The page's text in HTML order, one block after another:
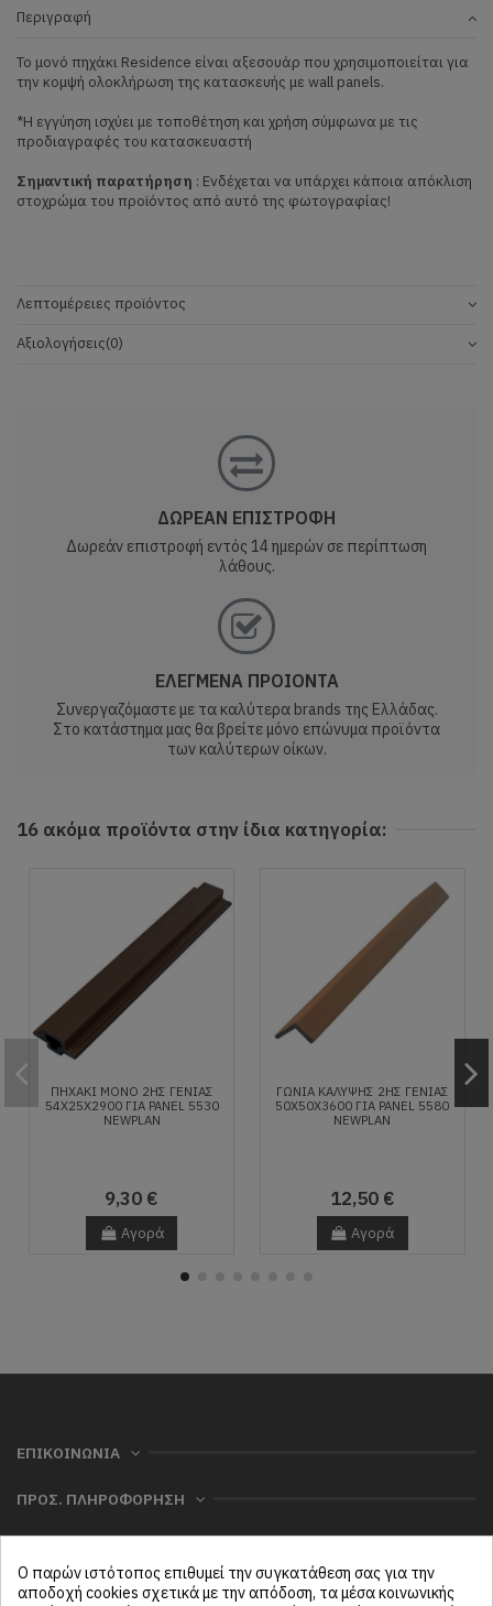
Περιγραφή
Το μονό πηχάκι Residence είναι αξεσουάρ που χρησιμοποιείται για
την κομψή ολοκλήρωση της κατασκευής με wall panels.
*Η εγγύηση ισχύει με τοποθέτηση και χρήση σύμφωνα με τις
προδιαγραφές του κατασκευαστή
Σημαντική παρατήρηση : Ενδέχεται να υπάρχει κάποια απόκλιση
στοχρώμα του προϊόντος από αυτό της φωτογραφίας!
Λεπτομέρειες προϊόντος
Αξιολογήσεις(0)
ΔΩΡΕΑΝ ΕΠΙΣΤΡΟΦΗ
Δωρεάν επιστροφή εντός 14 ημερών σε περίπτωση
λάθους.
ΕΛΕΓΜΕΝΑ ΠΡΟΙΟΝΤΑ
Συνεργαζόμαστε με τα καλύτερα brands της Ελλάδας.
Στο κατάστημα μας θα βρείτε μόνο επώνυμα προϊόντα
των καλύτερων οίκων.
16 ακόμα προϊόντα στην ίδια κατηγορία:
ΠΗΧΑΚΙ ΜΟΝΟ 2ΗΣ ΓΕΝΙΑΣ
54Χ25Χ2900 ΓΙΑ PANEL 5530
NEWPLAN
9,30 €
Αγορά
ΓΩΝΙΑ ΚΑΛΥΨΗΣ 2ΗΣ ΓΕΝΙΑΣ
50Χ50Χ3600 ΓΙΑ PANEL 5580
NEWPLAN
12,50 €
Αγορά
ΕΠΙΚΟΙΝΩΝΙΑ
ΠΡΟΣ. ΠΛΗΡΟΦΟΡΗΣΗ
ΜΕΝΟΥ
Ο παρών ιστότοπος επιθυμεί την συγκατάθεση σας για την
αποδοχή cookies σχετικά με την απόδοση, τα μέσα κοινωνικής